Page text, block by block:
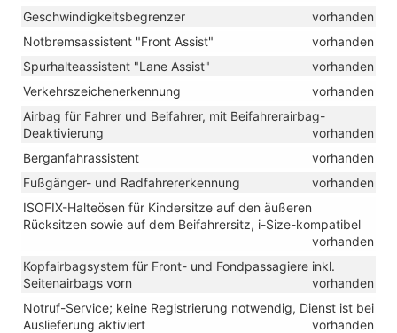
Geschwindigkeitsbegrenzer
vorhanden
Notbremsassistent "Front Assist"
vorhanden
Spurhalteassistent "Lane Assist"
vorhanden
Verkehrszeichenerkennung
vorhanden
Airbag für Fahrer und Beifahrer, mit Beifahrerairbag-
Deaktivierung
vorhanden
Berganfahrassistent
vorhanden
Fußgänger- und Radfahrererkennung
vorhanden
ISOFIX-Halteösen für Kindersitze auf den äußeren
Rücksitzen sowie auf dem Beifahrersitz, i-Size-kompatibel
vorhanden
Kopfairbagsystem für Front- und Fondpassagiere inkl.
Seitenairbags vorn
vorhanden
Notruf-Service; keine Registrierung notwendig, Dienst ist bei
Auslieferung aktiviert
vorhanden